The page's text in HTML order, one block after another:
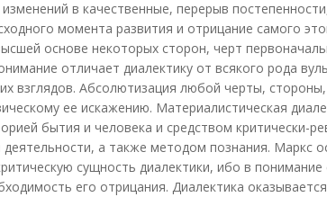
в качественные, перерыв
момента развития и отрицание самого
основе некоторых сторон, черт
отличает диалектику от всякого рода
взглядов. Абсолютизация любой черты, стороны,
ее искажению. Материалистическая
бытия и человека и средством критически-
деятельности, а также методом познания. Маркс
сущность диалектики, ибо в
его отрицания. Диалектика